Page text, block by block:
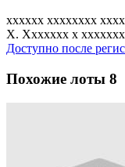
xxxxxx xxxxxxxx
X. Xxxxxxx x
Доступно после
Похожие лоты 8